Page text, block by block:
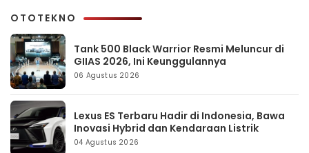
OTOTEKNO
Tank 500 Black Warrior Resmi Meluncur di
GIIAS 2026, Ini Keunggulannya
06 Agustus 2026
Lexus ES Terbaru Hadir di Indonesia, Bawa
Inovasi Hybrid dan Kendaraan Listrik
04 Agustus 2026